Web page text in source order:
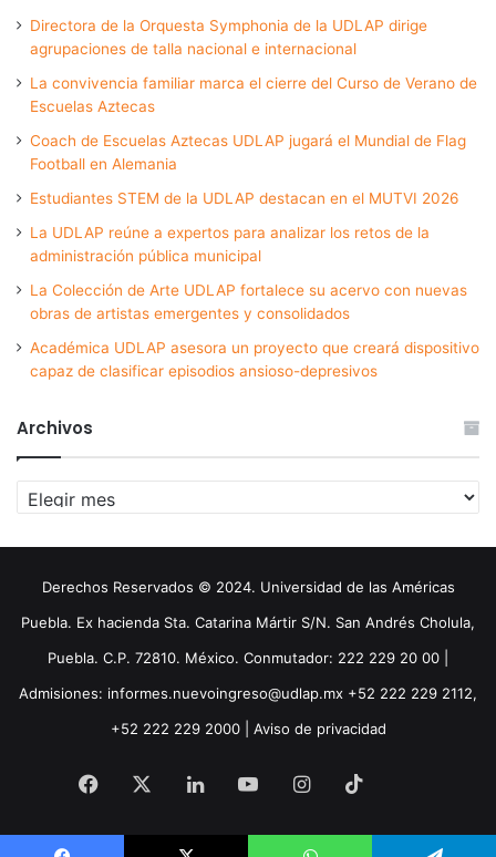
Directora de la Orquesta Symphonia de la UDLAP dirige
agrupaciones de talla nacional e internacional
La convivencia familiar marca el cierre del Curso de Verano de
Escuelas Aztecas
Coach de Escuelas Aztecas UDLAP jugará el Mundial de Flag
Football en Alemania
Estudiantes STEM de la UDLAP destacan en el MUTVI 2026
La UDLAP reúne a expertos para analizar los retos de la
administración pública municipal
La Colección de Arte UDLAP fortalece su acervo con nuevas
obras de artistas emergentes y consolidados
Académica UDLAP asesora un proyecto que creará dispositivo
capaz de clasificar episodios ansioso-depresivos
Archivos
Archivos
Derechos Reservados © 2024. Universidad de las Américas
Puebla. Ex hacienda Sta. Catarina Mártir S/N. San Andrés Cholula,
Puebla. C.P. 72810. México. Conmutador: 222 229 20 00 |
Admisiones: informes.nuevoingreso@udlap.mx +52 222 229 2112,
+52 222 229 2000 | Aviso de privacidad
Facebook LinkedInYouTubeInstagram